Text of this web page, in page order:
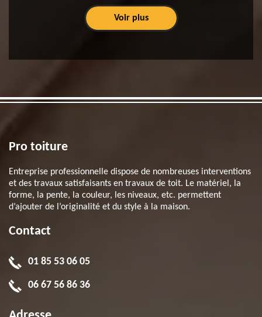
Voir plus
Pro toiture
Entreprise professionnelle dispose de nombreuses interventions
et des travaux satisfaisants en travaux de toit. Le matériel, la
forme, la pente, la couleur, les niveaux, etc. permettent
d’ajouter de l’originalité et du style à la maison.
Contact
01 85 53 06 05
06 67 56 86 36